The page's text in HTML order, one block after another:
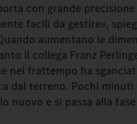
con grande
facili da gestire»,
aumentano le
il collega Franz
nel frattempo ha
dal terreno. Pochi
nuovo e si passa alla